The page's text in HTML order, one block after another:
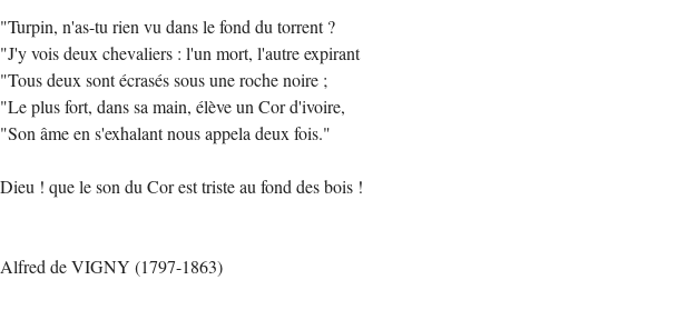
"Turpin, n'as-tu rien vu dans le fond du torrent ?
"J'y vois deux chevaliers : l'un mort, l'autre expirant
"Tous deux sont écrasés sous une roche noire ;
"Le plus fort, dans sa main, élève un Cor d'ivoire,
"Son âme en s'exhalant nous appela deux fois."
Dieu ! que le son du Cor est triste au fond des bois !
Alfred de VIGNY (1797-1863)